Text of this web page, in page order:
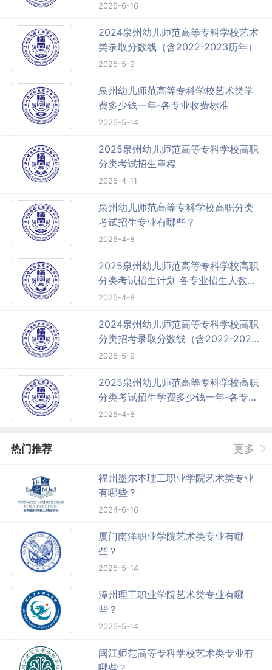
2025-6-16
2024泉州幼儿师范高等专科学校艺术
类录取分数线（含2022-2023历年）
2025-5-9
泉州幼儿师范高等专科学校艺术类学
费多少钱一年-各专业收费标准
2025-5-14
2025泉州幼儿师范高等专科学校高职
分类考试招生章程
2025-4-11
泉州幼儿师范高等专科学校高职分类
考试招生专业有哪些？
2025-4-8
2025泉州幼儿师范高等专科学校高职
分类考试招生计划 各专业招生人数是
多少
2025-4-8
2024泉州幼儿师范高等专科学校高职
分类招考录取分数线（含2022-2023
历年）
2025-5-9
2025泉州幼儿师范高等专科学校高职
分类考试招生学费多少钱一年-各专业
收费标准
2025-4-8
热门推荐 更多
福州墨尔本理工职业学院艺术类专业
有哪些？
2024-6-16
厦门南洋职业学院艺术类专业有哪
些？
2025-5-14
漳州理工职业学院艺术类专业有哪
些？
2025-5-14
闽江师范高等专科学校艺术类专业有